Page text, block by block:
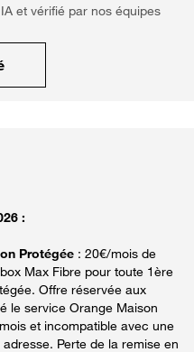
et vérifié par nos équipes
:
Protégée : 20€/mois de
Max Fibre pour toute 1ère
Offre réservée aux
le service Orange Maison
et incompatible avec une
Perte de la remise en